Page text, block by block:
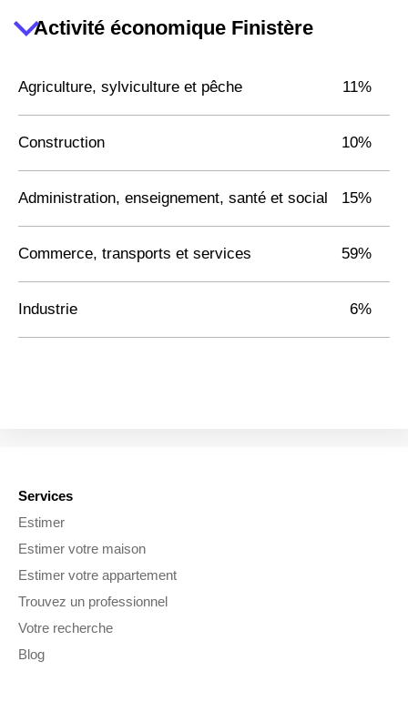
Activité économique Finistère
Agriculture, sylviculture et pêche 11%
Construction 10%
Administration, enseignement, santé et social 15%
Commerce, transports et services 59%
Industrie 6%
Services
Estimer
Estimer votre maison
Estimer votre appartement
Trouvez un professionnel
Votre recherche
Blog